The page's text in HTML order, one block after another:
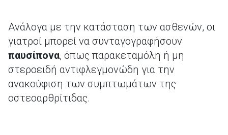
Ανάλογα με την κατάσταση των ασθενών, οι
γιατροί μπορεί να συνταγογραφήσουν
παυσίπονα, όπως παρακεταμόλη ή μη
στεροειδή αντιφλεγμονώδη για την
ανακούφιση των συμπτωμάτων της
οστεοαρθρίτιδας.